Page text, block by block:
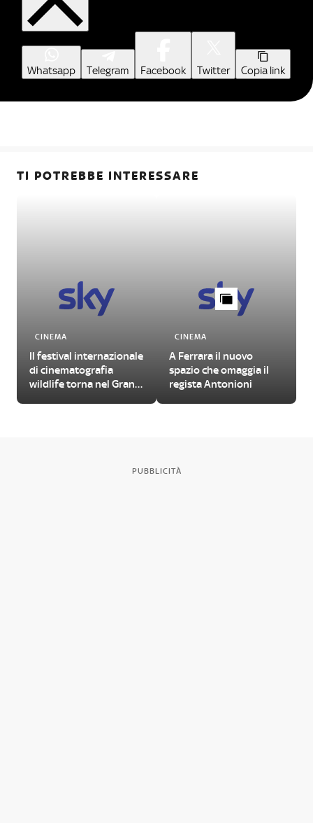
Whatsapp Telegram Facebook Twitter Copia link
TI POTREBBE INTERESSARE
CINEMA
Il festival internazionale
di cinematografia
wildlife torna nel Gran
CINEMA
A Ferrara il nuovo
spazio che omaggia il
regista Antonioni
PUBBLICITÀ